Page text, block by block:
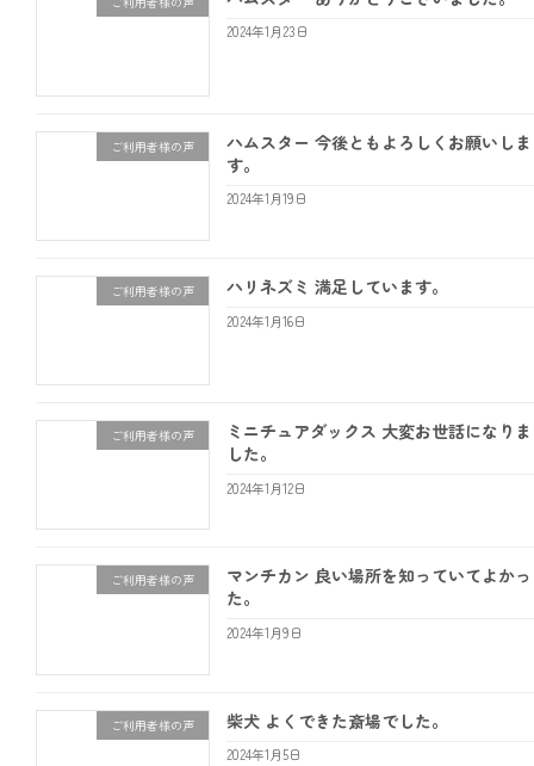
2024年1月23日
ご利用者様の声
ハムスター 今後ともよろしくお願いしま
す。
2024年1月19日
ご利用者様の声 ハリネズミ 満足しています。
2024年1月16日
ご利用者様の声
ミニチュアダックス 大変お世話になりま
した。
2024年1月12日
ご利用者様の声
マンチカン 良い場所を知っていてよかっ
た。
2024年1月9日
ご利用者様の声 柴犬 よくできた斎場でした。
2024年1月5日